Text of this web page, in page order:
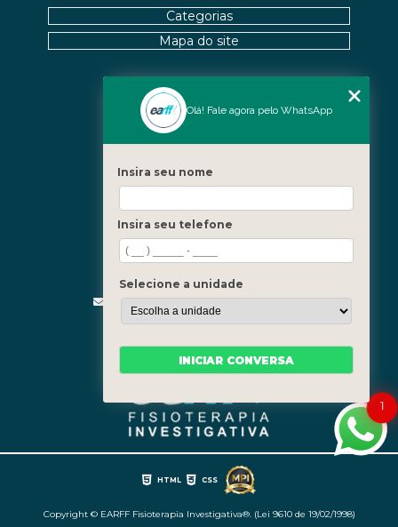
Fale Conosco
(21) 3619-5657
(21) 99390-3850
contato@fisioterapiainvestigativa.com
Segunda a sexta, das 7h às 21h
Nossas Unidades
Barra - Rio de Janeiro
Categorias
Mapa do site
Copyright © EARFF Fisioterapia Investigativa®. (Lei 9610 de 19/02/1998)
HTML CSS
1
Olá! Fale agora pelo WhatsApp
Insira seu nome
Insira seu telefone
Selecione a unidade
INICIAR CONVERSA